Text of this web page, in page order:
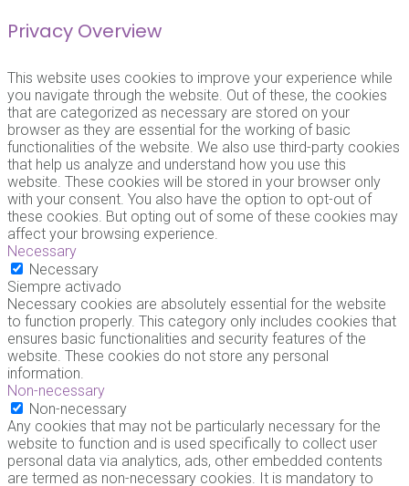
Privacy Overview
This website uses cookies to improve your experience while
you navigate through the website. Out of these, the cookies
that are categorized as necessary are stored on your
browser as they are essential for the working of basic
functionalities of the website. We also use third-party cookies
that help us analyze and understand how you use this
website. These cookies will be stored in your browser only
with your consent. You also have the option to opt-out of
these cookies. But opting out of some of these cookies may
affect your browsing experience.
Necessary
Necessary
Siempre activado
Necessary cookies are absolutely essential for the website
to function properly. This category only includes cookies that
ensures basic functionalities and security features of the
website. These cookies do not store any personal
information.
Non-necessary
Non-necessary
Any cookies that may not be particularly necessary for the
website to function and is used specifically to collect user
personal data via analytics, ads, other embedded contents
are termed as non-necessary cookies. It is mandatory to